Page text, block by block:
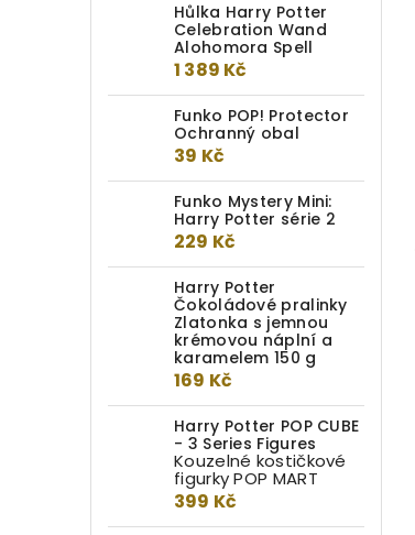
Hůlka Harry Potter
Celebration Wand
Alohomora Spell
1 389 Kč
Funko POP! Protector
Ochranný obal
39 Kč
Funko Mystery Mini:
Harry Potter série 2
229 Kč
Harry Potter
Čokoládové pralinky
Zlatonka s jemnou
krémovou náplní a
karamelem 150 g
169 Kč
Harry Potter POP CUBE
- 3 Series Figures
Kouzelné kostičkové
figurky POP MART
399 Kč